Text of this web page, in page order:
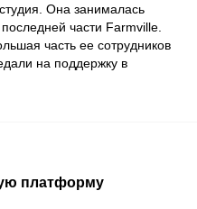
Она занималась
части Farmville
часть ее сотрудников
на поддержку в
платформу